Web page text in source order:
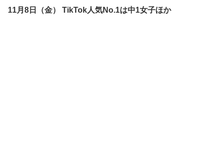
11月8日（金） TikTok人気No.1は中1女子ほか